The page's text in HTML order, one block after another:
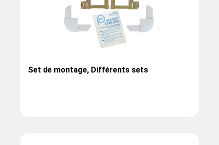
Set de montage, Différents sets